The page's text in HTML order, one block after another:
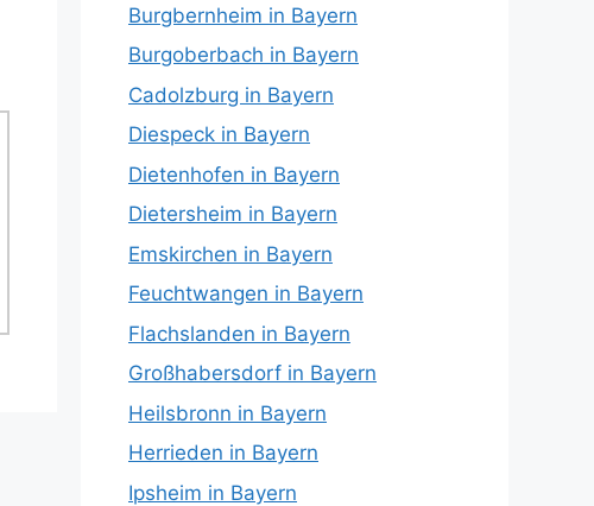
Burgbernheim in Bayern
Burgoberbach in Bayern
Cadolzburg in Bayern
Diespeck in Bayern
Dietenhofen in Bayern
Dietersheim in Bayern
Emskirchen in Bayern
Feuchtwangen in Bayern
Flachslanden in Bayern
Großhabersdorf in Bayern
Heilsbronn in Bayern
Herrieden in Bayern
Ipsheim in Bayern